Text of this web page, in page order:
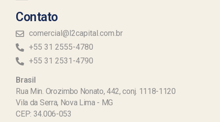
Contato
comercial@l2capital.com.br
+55 31 2555-4780
+55 31 2531-4790
Brasil
Rua Min. Orozimbo Nonato, 442, conj. 1118-1120
Vila da Serra, Nova Lima - MG
CEP: 34.006-053